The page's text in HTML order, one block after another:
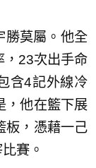
勝莫屬。他全
，23次出手命
含4記外線冷
，他在籃下展
板，憑藉一己
賽。